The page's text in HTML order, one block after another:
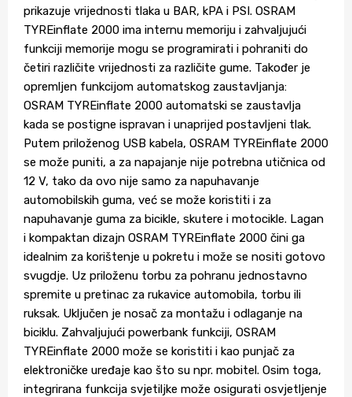
prikazuje vrijednosti tlaka u BAR, kPA i PSI. OSRAM
TYREinflate 2000 ima internu memoriju i zahvaljujući
funkciji memorije mogu se programirati i pohraniti do
četiri različite vrijednosti za različite gume. Također je
opremljen funkcijom automatskog zaustavljanja:
OSRAM TYREinflate 2000 automatski se zaustavlja
kada se postigne ispravan i unaprijed postavljeni tlak.
Putem priloženog USB kabela, OSRAM TYREinflate 2000
se može puniti, a za napajanje nije potrebna utičnica od
12 V, tako da ovo nije samo za napuhavanje
automobilskih guma, već se može koristiti i za
napuhavanje guma za bicikle, skutere i motocikle. Lagan
i kompaktan dizajn OSRAM TYREinflate 2000 čini ga
idealnim za korištenje u pokretu i može se nositi gotovo
svugdje. Uz priloženu torbu za pohranu jednostavno
spremite u pretinac za rukavice automobila, torbu ili
ruksak. Uključen je nosač za montažu i odlaganje na
biciklu. Zahvaljujući powerbank funkciji, OSRAM
TYREinflate 2000 može se koristiti i kao punjač za
elektroničke uređaje kao što su npr. mobitel. Osim toga,
integrirana funkcija svjetiljke može osigurati osvjetljenje